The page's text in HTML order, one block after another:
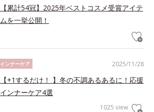
【累計54冠】2025年ベストコスメ受賞アイテ
ムを一挙公開！
2025/11/28
インナーケア
【+1するだけ！ 】冬の不調あるあるに！応援
インナーケア4選
1025 view